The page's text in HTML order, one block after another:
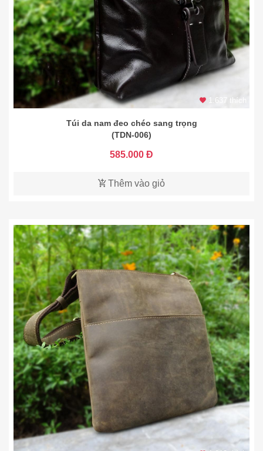
1.637 thích
Túi da nam đeo chéo sang trọng
(TDN-006)
585.000 Đ
Thêm vào giỏ